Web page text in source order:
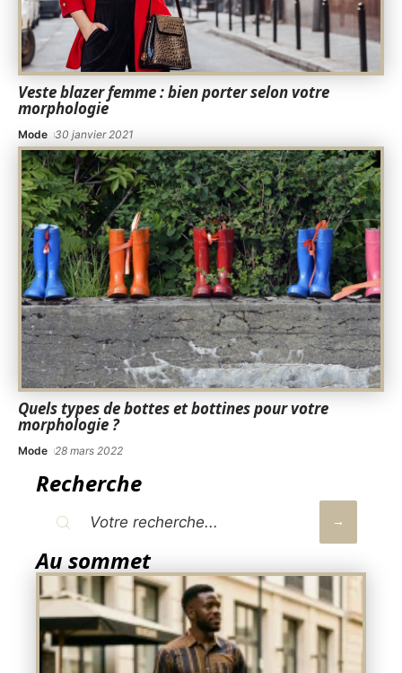
Veste blazer femme : bien porter selon votre
morphologie
Mode 30 janvier 2021
Quels types de bottes et bottines pour votre
morphologie ?
Mode 28 mars 2022
Recherche
Au sommet